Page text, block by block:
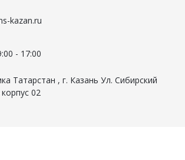
kazan.ru
- 17:00
Татарстан , г. Казань Ул. Сибирский
02